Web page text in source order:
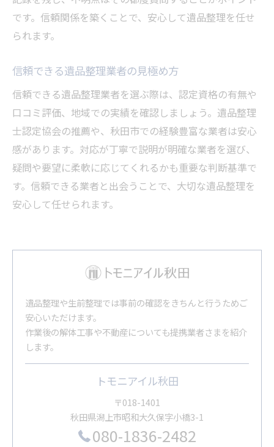
です。信頼関係を築くことで、安心して遺品整理を任せ
られます。
信頼できる遺品整理業者の見極め方
信頼できる遺品整理業者を選ぶ際は、認定資格の有無や
口コミ評価、地域での実績を確認しましょう。遺品整理
士認定協会の推薦や、秋田市での経験豊富な業者は安心
感があります。対応が丁寧で説明が明確な業者を選び、
疑問や要望に柔軟に応じてくれるかも重要な判断基準で
す。信頼できる業者と出会うことで、大切な遺品整理を
安心して任せられます。
遺品整理や生前整理では事前の確認をきちんと行うためご
安心いただけます。
作業後の解体工事や不動産についても提携業者さまを紹介
します。
トモニアイル秋田
〒018-1401
秋田県潟上市昭和大久保字小橋3-1
080-1836-2482